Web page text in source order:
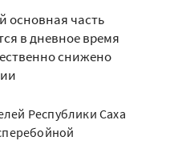
основная часть
в дневное время
снижено
Республики Саха